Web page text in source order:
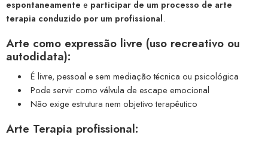
espontaneamente e participar de um processo de arte
terapia conduzido por um profissional.
Arte como expressão livre (uso recreativo ou
autodidata):
É livre, pessoal e sem mediação técnica ou psicológica
Pode servir como válvula de escape emocional
Não exige estrutura nem objetivo terapêutico
Arte Terapia profissional: